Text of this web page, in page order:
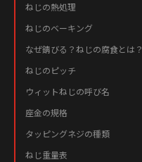
ねじの熱処理
ねじのベーキング
なぜ錆びる？ねじの腐食とは？
ねじのピッチ
ウィットねじの呼び名
座金の規格
タッピングネジの種類
ねじ重量表